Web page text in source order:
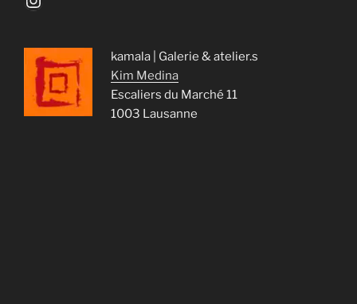
kamala | Galerie & atelier.s
Kim Medina
Escaliers du Marché 11
1003 Lausanne